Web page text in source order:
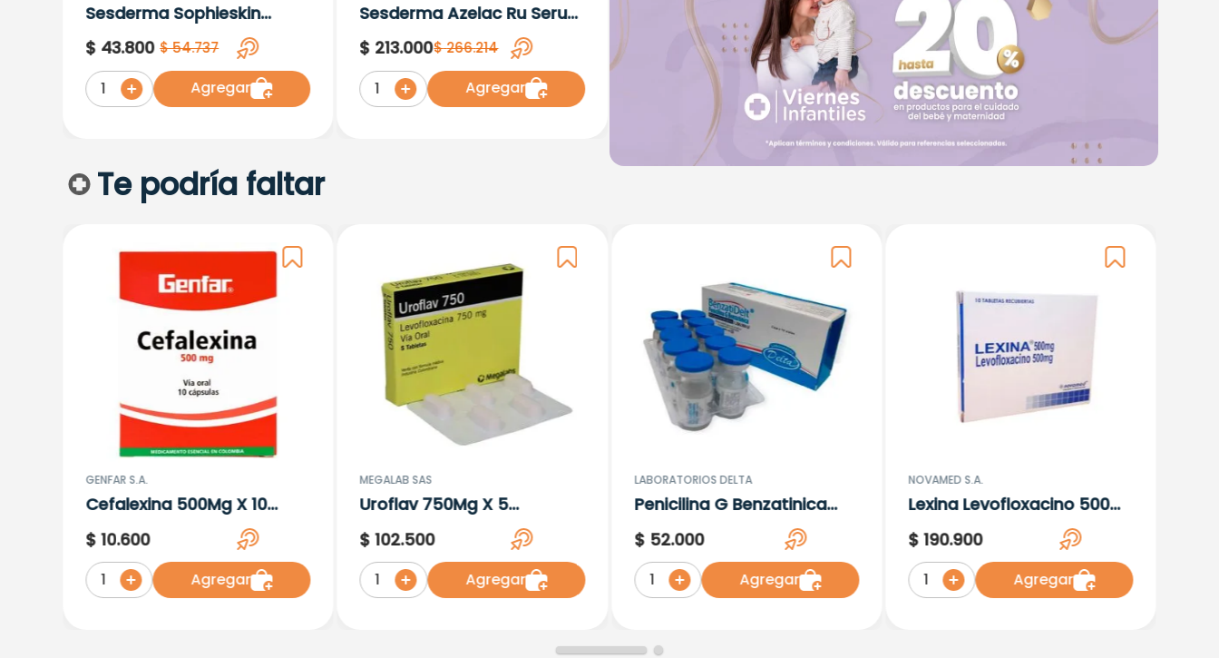
Sesderma Sophieskin
Proteccion Facial Kids
Hypoallergenic Spf 500
Moisturising
$ 43.800 $54.737
1 Agregar
Sesderma Azelac Ru Serum
Liposomal x 30ml
$ 213.000$266.214
1 Agregar
Te podría faltar
GENFAR S.A.
Cefalexina 500Mg X 10
Tabletas
$ 10.600
1 Agregar
MEGALAB SAS
Uroflav 750Mg X 5
Tabletas
$ 102.500
1 Agregar
LABORATORIOS DELTA
Penicilina G Benzatinica
1.200.000 U.I. Caja X 10
Viales
$ 52.000
1 Agregar
NOVAMED S.A.
Lexina Levofloxacino 500
Mg X 10 Tab Novamed
$ 190.900
1 Agregar